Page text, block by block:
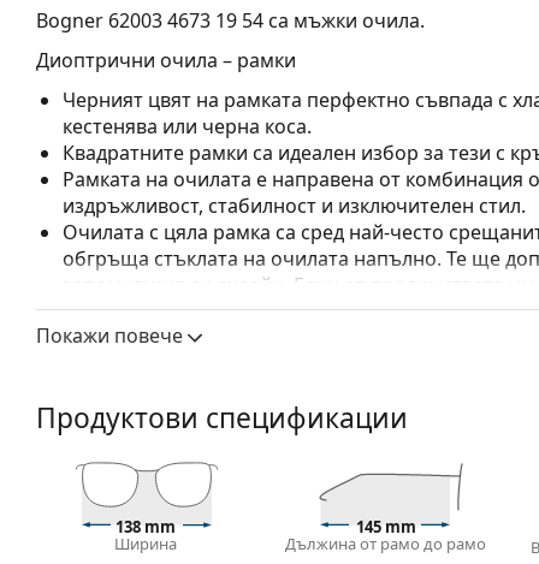
Bogner 62003 4673 19 54са мъжки очила.
Диоптрични очила – рамки
Черният цвят на рамката перфектно съвпада с
кестенява или черна коса.
Квадратните рамки са идеален избор за тези с
Рамката на очилата е направена от комбинация
издръжливост, стабилност и изключителен стил.
Очилата с цяла рамка са сред най-често
обгръща стъклата на очилата напълно. Те ще
запомнящия си дизайн. Едни от предимствата
рамката напълно обгръща лещата и така
за всички лещи, включително тези с по-висока
ще осигурят по-голям комфорт при носене.
се извършва от опитен оптик, за да се
непрофесионално боравене.
Аксесоари
Доставяме диоптричните очила в оригиналния
Покажи повече
Продуктови спецификации
138 mm
Ширина
145 mm
Дължина от рамо до рамо